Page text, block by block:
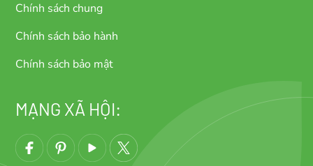
Chính sách chung
Chính sách bảo hành
Chính sách bảo mật
MẠNG XÃ HỘI: